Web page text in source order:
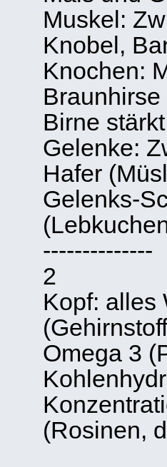
Muskel:
Knobel,
Knochen:
Birne
Gelenke:
Hafer
Gelenks-
--------------
2
Kopf: alles
Omega 3
(Rosinen,